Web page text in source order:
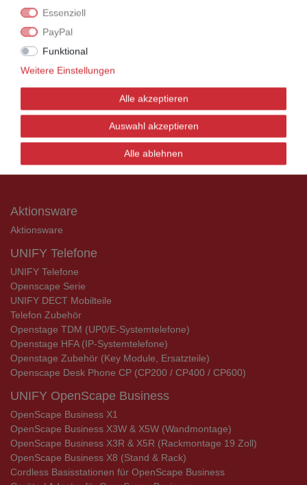
Nehmen Sie dazu einfach telefonisch oder per
UNIFY Mobilteile
UNIFY Mobilteile
Telefonkabel / Zubehör
Telefonkabel / Zubehör
Aktionsware
Aktionsware
UNIFY Telefone
UNIFY Telefone
Openscape Serie
UNIFY DECT Mobilteile
Telefon Zubehör
Openstage TDM (UP0/E-Systemtelefone)
Openstage HFA (IP-Systemtelefone)
Openstage Zubehör (Key Module, Ersatzteile)
Openscape Desk Phone CP (CP200 / CP400 / CP600)
UNIFY OpenScape Business
OpenScape Business X1
OpenScape Business X3W & X5W (Wandmontage)
OpenScape Business X3R & X5R (Rackmontage 19 Zoll)
OpenScape Business X8 (Stand & Rack)
Cordless Basisstationen für OpenScape Business
Essenziell
PayPal
Funktional
Weitere Einstellungen
Alle akzeptieren
Auswahl akzeptieren
Alle ablehnen